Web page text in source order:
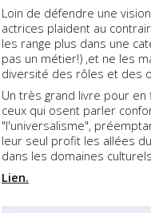
Loin de défendre une
actrices plaident au
les range plus dans une
pas un métier!) ,et ne les
diversité des rôles et des
Un très grand livre pour
ceux qui osent parler
"l'universalisme",
leur seul profit les allées
dans les domaines
Lien.